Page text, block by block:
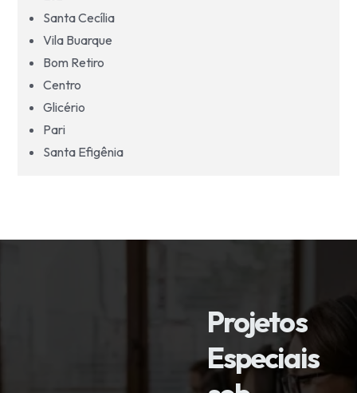
Santa Cecília
Vila Buarque
Bom Retiro
Centro
Glicério
Pari
Santa Efigênia
Projetos
Especiais